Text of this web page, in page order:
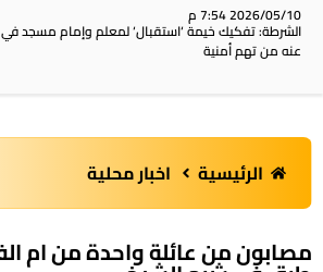
2026/05/10 7:54 م
الشرطة: تفكيك خيمة ‘استقبال‘ لمعلم وإمام مسجد في
عنه من تهم أمنية
الرئيسية اخبار محلية
مصابون من عائلة واحدة من ام